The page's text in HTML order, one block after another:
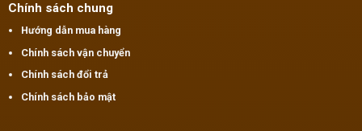
Chính sách chung
Hướng dẫn mua hàng
Chính sách vận chuyển
Chính sách đổi trả
Chính sách bảo mật